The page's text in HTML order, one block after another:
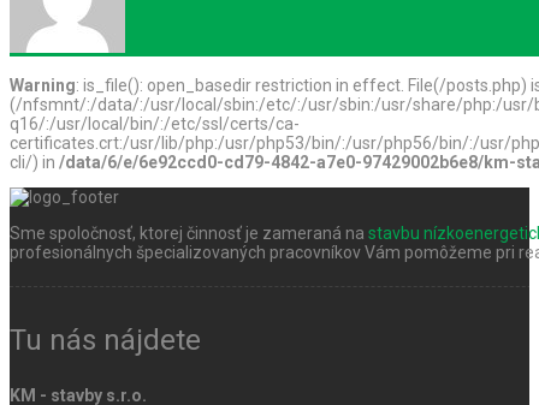
Warning: is_file(): open_basedir restriction in effect. File(/posts.php)
(/nfsmnt/:/data/:/usr/local/sbin:/etc/:/usr/sbin:/usr/share/php:/
q16/:/usr/local/bin/:/etc/ssl/certs/ca-
certificates.crt:/usr/lib/php:/usr/php53/bin/:/usr/php56/bin/:/usr/
cli/) in /data/6/e/6e92ccd0-cd79-4842-a7e0-97429002b6e8/km-
Sme spoločnosť, ktorej činnosť je zameraná na stavbu
profesionálnych špecializovaných pracovníkov Vám pomôžeme pri
Tu nás nájdete
KM - stavby s.r.o.